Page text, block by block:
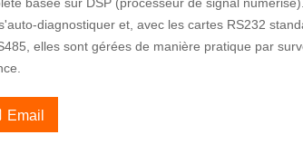
diagnostiquer et, avec les cartes RS232
elles sont gérées de manière pratique par
Email